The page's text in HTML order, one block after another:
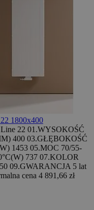
1800x400
22 01.WYSOKOŚĆ
400 03.GŁĘBOKOŚĆ
1453 05.MOC 70/55-
737 07.KOLOR
09.GWARANCJA 5 lat
cena 4 891,66 zł